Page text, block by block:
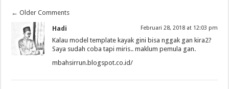
← Older Comments
Hadi Februari 28, 2018 at 12:03 pm
Kalau model template kayak gini bisa nggak gan kira2?
Saya sudah coba tapi miris.. maklum pemula gan.
mbahsirrun.blogspot.co.id/